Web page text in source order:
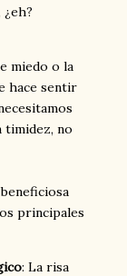
miedo o la
hace sentir
timidez, no
principales
: La risa